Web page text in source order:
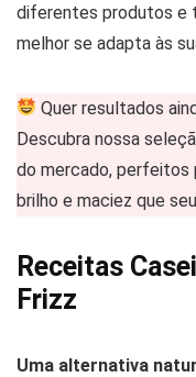
diferentes produtos e
melhor se adapta às
Quer resultados
Descubra nossa
do mercado, perfeitos
brilho e maciez que
Receitas
Frizz
Uma alternativa